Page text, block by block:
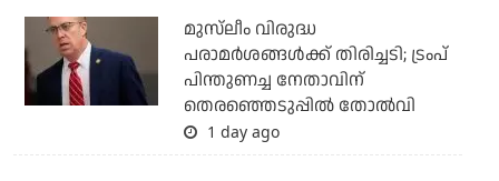
മുസ്‌ലീം വിരുദ്ധ
പരാമര്‍ശങ്ങള്‍ക്ക് തിരിച്ചടി; ട്രംപ്
പിന്തുണച്ച നേതാവിന്
തെരഞ്ഞെടുപ്പില്‍ തോല്‍വി
1 day ago